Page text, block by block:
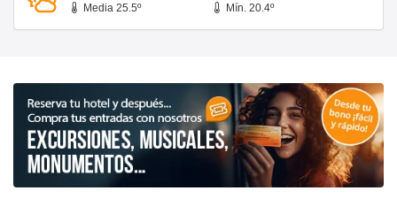
Media 25.5º
Mín. 20.4º